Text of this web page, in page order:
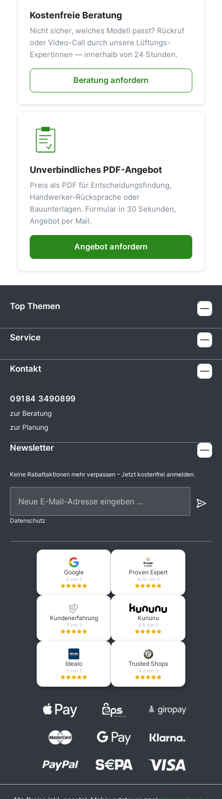
Kostenfreie Beratung
Nicht sicher, welches Modell passt? Rückruf
oder Video-Call durch unsere Lüftungs-
Expertinnen — innerhalb von 24 Stunden.
Beratung anfordern
Unverbindliches PDF-Angebot
Preis als PDF für Entscheidungsfindung,
Handwerker-Rücksprache oder
Bauunterlagen. Formular in 30 Sekunden,
Angebot per Mail.
Angebot anfordern
Top Themen
Service
Kontakt
09184 3490899
zur Beratung
zur Planung
Newsletter
Keine Rabattaktionen mehr verpassen – Jetzt kostenfrei anmelden.
Datenschutz
Google
5 von 5
Proven Expert
4.73 von 5
Kundenerfahrung
5 von 5
Kununu
4.4 von 5
Idealo
5 von 5
Trusted Shops
4.2 von 5